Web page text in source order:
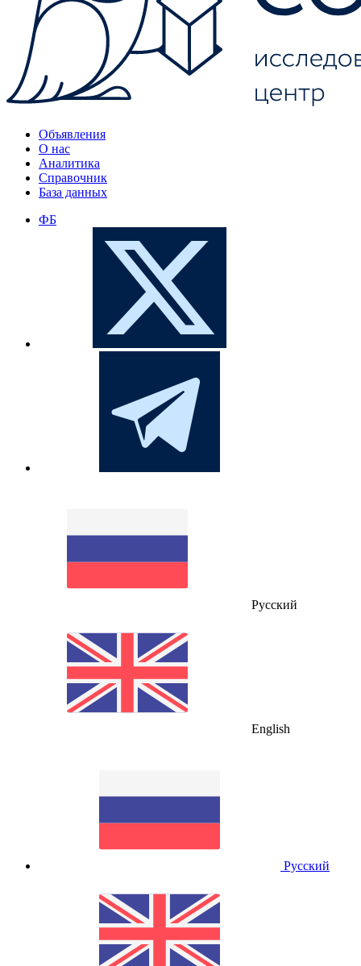
Объявления
О нас
Аналитика
Справочник
База данных
ФБ
Русский
English
Русский